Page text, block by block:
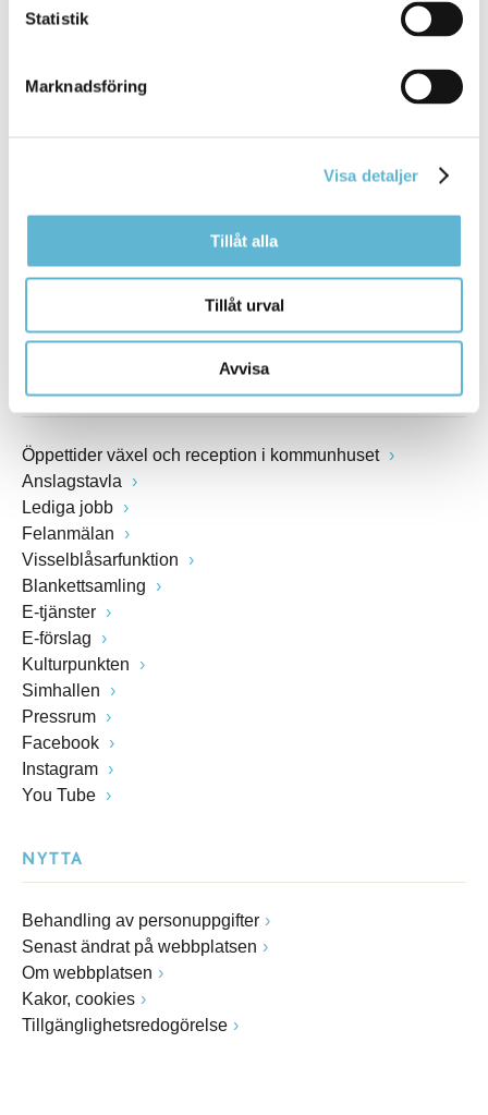
Statistik
Marknadsföring
Visa detaljer
Tillåt alla
Tillåt urval
Avvisa
Postadress
Växel: 0456-82 20 00
Org.nr: 212000-0894
SNABBVAL
Öppettider växel och reception i kommunhuset
Anslagstavla
Lediga jobb
Felanmälan
Visselblåsarfunktion
Blankettsamling
E-tjänster
E-förslag
Kulturpunkten
Simhallen
Pressrum
Facebook
Instagram
You Tube
NYTTA
Behandling av personuppgifter
Senast ändrat på webbplatsen
Om webbplatsen
Kakor, cookies
Tillgänglighetsredogörelse